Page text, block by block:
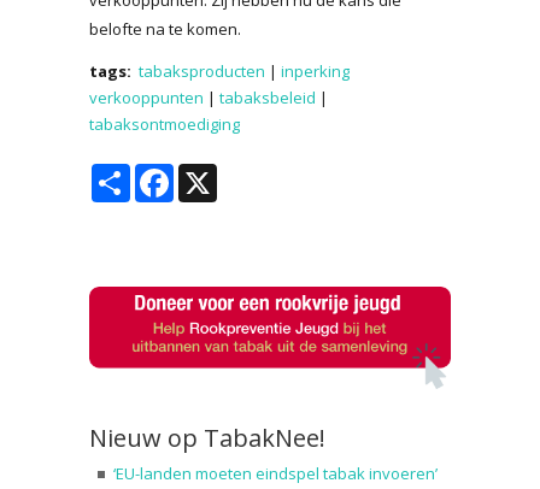
belofte na te komen.
tags: tabaksproducten | inperking
verkooppunten | tabaksbeleid |
tabaksontmoediging
Share Facebook
Nieuw op TabakNee!
‘EU-landen moeten eindspel tabak invoeren’